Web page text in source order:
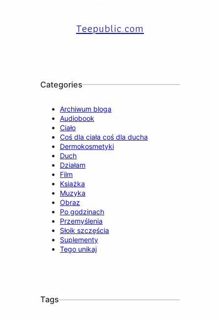
Teepublic.com
Categories
Archiwum bloga
Audiobook
Ciało
Coś dla ciała coś dla ducha
Dermokosmetyki
Duch
Działam
Film
Książka
Muzyka
Obraz
Po godzinach
Przemyślenia
Słoik szczęścia
Suplementy
Tego unikaj
Tags